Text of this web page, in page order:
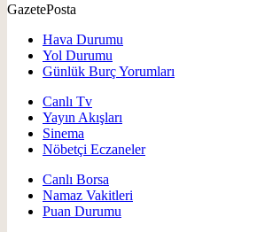
GazetePosta
Hava Durumu
Yol Durumu
Günlük Burç Yorumları
Canlı Tv
Yayın Akışları
Sinema
Nöbetçi Eczaneler
Canlı Borsa
Namaz Vakitleri
Puan Durumu